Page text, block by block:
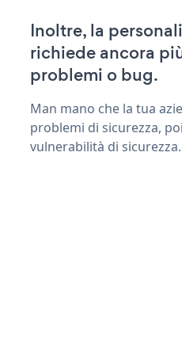
Inoltre, la
richiede ancora
problemi o bug.
Man mano che la tua
problemi di sicurezza,
vulnerabilità di sicurezza.